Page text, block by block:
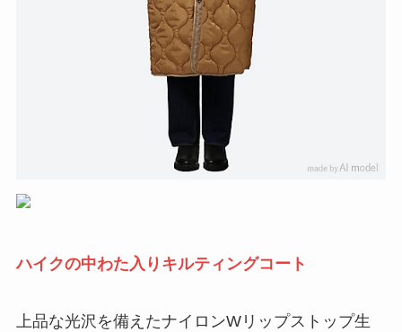
ハイクの中わた入りキルティングコート
上品な光沢を備えたナイロンWリップストップ生